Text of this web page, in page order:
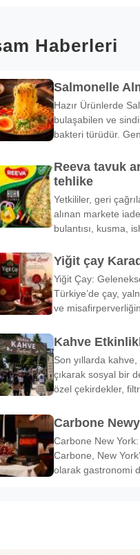
Haberleri
Salmonelle
Hazır Ürünlerde
bulaşabilen ve
bakteri türüdür.
Reeva tavuk
tehlike
Yetkililer, geri
alınan markete
bulantısı, kusma,
Yiğit çay
Yiğit Çay:
Türkiye’de çay,
ve
Kahve
Son yıllarda
çıkarak sosyal bir
özel çekirdekler,
Carbone
Carbone New
Carbone, New
olarak gastronomi